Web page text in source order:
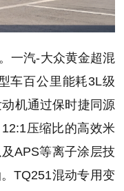
一汽-大众黄金超混
车百公里能耗3L级
机通过保时捷同源
压缩比的高效米
APS等离子涂层技
TQ251混动专用变